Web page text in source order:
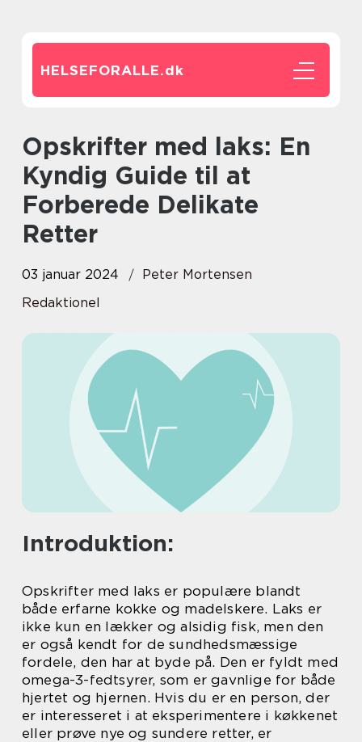
HELSEFORALLE.dk
Opskrifter med laks: En
Kyndig Guide til at
Forberede Delikate
Retter
03 januar 2024
Peter Mortensen
Redaktionel
Introduktion:
Opskrifter med laks er populære blandt
både erfarne kokke og madelskere. Laks er
ikke kun en lækker og alsidig fisk, men den
er også kendt for de sundhedsmæssige
fordele, den har at byde på. Den er fyldt med
omega-3-fedtsyrer, som er gavnlige for både
hjertet og hjernen. Hvis du er en person, der
er interesseret i at eksperimentere i køkkenet
eller prøve nye og sundere retter, er